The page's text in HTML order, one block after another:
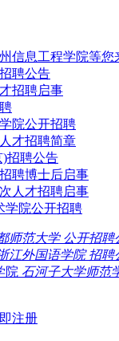
信息工程学院等您
聘公告
招聘启事
院公开招聘
才招聘简章
招聘公告
聘博士后启事
人才招聘启事
学院公开招聘
师范大学 公开招聘
江外国语学院 招聘
石河子大学师范
注册